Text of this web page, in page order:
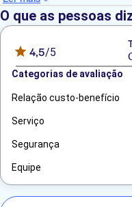
O que as pessoas
4,5/5
Categorias de avaliação
Relação custo-benefício
Serviço
Segurança
Equipe